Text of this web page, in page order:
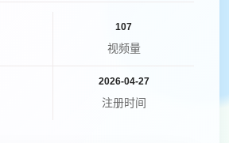
107
视频量
2026-04-27
注册时间